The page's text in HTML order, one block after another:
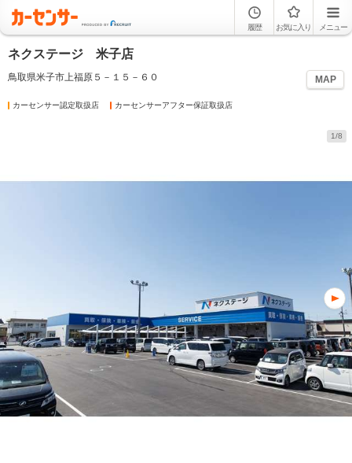
履歴 お気に入り メニュー
ネクステージ 米子店
鳥取県米子市上福原５－１５－６０ MAP
カーセンサー認定取扱店 カーセンサーアフター保証取扱店
1/8